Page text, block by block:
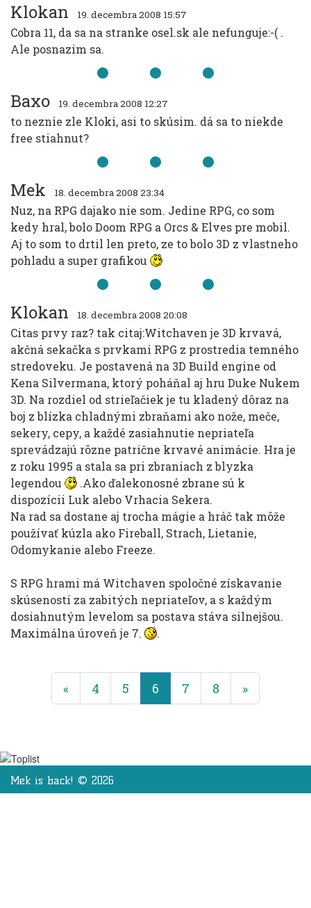
Klokan 19. decembra 2008 15:57
Cobra 11, da sa na stranke osel.sk ale nefunguje:-( .
Ale posnazim sa.
Baxo 19. decembra 2008 12:27
to neznie zle Kloki, asi to skúsim. dá sa to niekde
free stiahnut?
Mek 18. decembra 2008 23:34
Nuz, na RPG dajako nie som. Jedine RPG, co som
kedy hral, bolo Doom RPG a Orcs & Elves pre mobil.
Aj to som to drtil len preto, ze to bolo 3D z vlastneho
pohladu a super grafikou
Klokan 18. decembra 2008 20:08
Citas prvy raz? tak citaj:Witchaven je 3D krvavá,
akčná sekačka s prvkami RPG z prostredia temného
stredoveku. Je postavená na 3D Build engine od
Kena Silvermana, ktorý poháňal aj hru Duke Nukem
3D. Na rozdiel od strieľačiek je tu kladený dôraz na
boj z blízka chladnými zbraňami ako nože, meče,
sekery, cepy, a každé zasiahnutie nepriateľa
sprevádzajú rôzne patrične krvavé animácie. Hra je
z roku 1995 a stala sa pri zbraniach z blyzka
legendou
.Ako ďalekonosné zbrane sú k
dispozícii Luk alebo Vrhacia Sekera.
Na rad sa dostane aj trocha mágie a hráč tak môže
používať kúzla ako Fireball, Strach, Lietanie,
Odomykanie alebo Freeze.
S RPG hrami má Witchaven spoločné získavanie
skúseností za zabitých nepriateľov, a s každým
dosiahnutým levelom sa postava stáva silnejšou.
Maximálna úroveň je 7.
.
« 4 5 6 (terajšie)
7 8 »
Mek is back! © 2026